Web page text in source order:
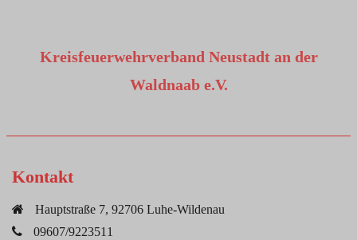
Kreisfeuerwehrverband Neustadt an der
Waldnaab e.V.
Kontakt
Hauptstraße 7, 92706 Luhe-Wildenau
09607/9223511